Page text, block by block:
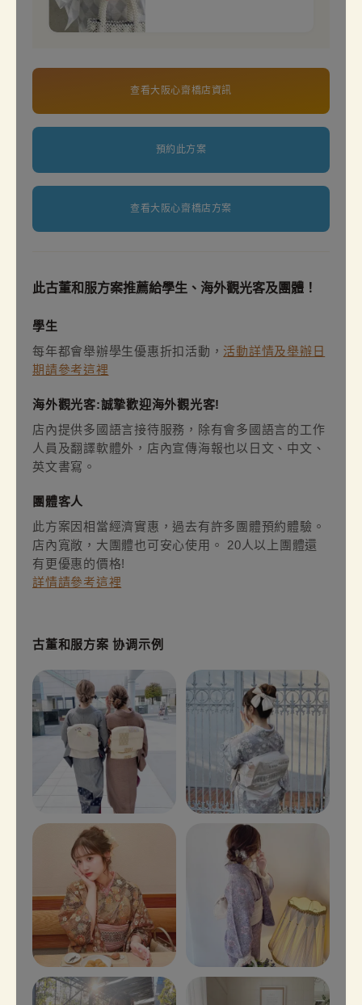
查看大阪心齋橋店資訊
預約此方案
查看大阪心齋橋店方案
此古董和服方案推薦給學生、海外觀光客及團體！
學生
每年都會舉辦學生優惠折扣活動， 活動詳情及舉辦日
期請參考這裡
海外觀光客:誠摯歡迎海外觀光客!
店內提供多國語言接待服務，除有會多國語言的工作
人員及翻譯軟體外，店內宣傳海報也以日文、中文、
英文書寫。
團體客人
此方案因相當經濟實惠，過去有許多團體預約體驗。
店內寬敞，大團體也可安心使用。 20人以上團體還
有更優惠的價格!
詳情請參考這裡
古董和服方案 协调示例